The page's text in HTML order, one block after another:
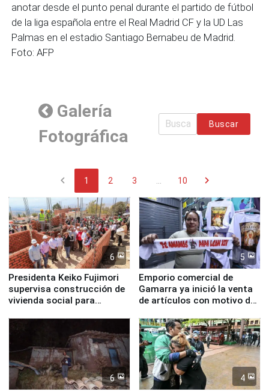
anotar desde el punto penal durante el partido de fútbol
de la liga española entre el Real Madrid CF y la UD Las
Palmas en el estadio Santiago Bernabeu de Madrid.
Foto: AFP
Galería
Fotográfica
Buscar
chevron_left 1 2 3 10 chevron_right
6
Presidenta Keiko Fujimori
supervisa construcción de
vivienda social para
5
Emporio comercial de
Gamarra ya inició la venta
de artículos con motivo de
6 4